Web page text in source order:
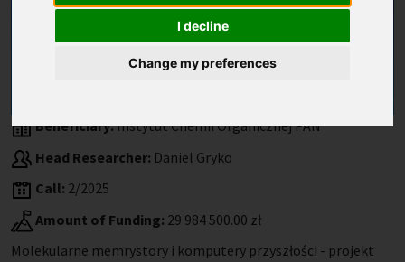
I decline
Change my preferences
Beneficiary:Instytut Chemii Organicznej PAN
Head Researcher: Daniel Gryko
Call: 2/2025
Amount of Funding: 29 984 500.00 zł
Molekularne memrystory i komputery przyszłości - projekt